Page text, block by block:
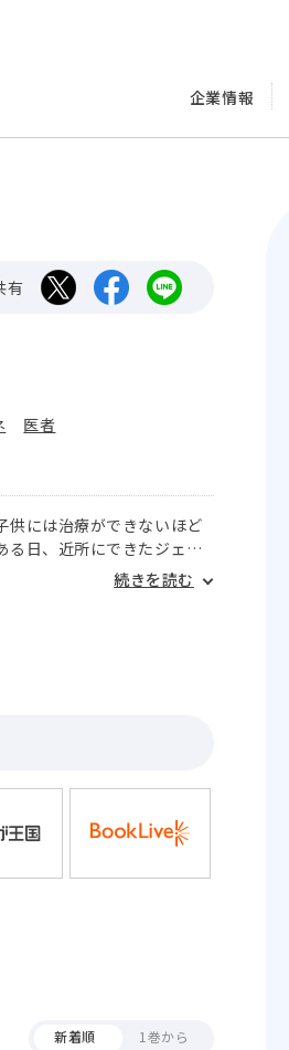
企業情報
有
医者
供には治療ができないほど
る日、近所にできたジェラ
好かれるコツを学ぼうと
は認めたくなかった自分
続きを読む
新着順 1巻から